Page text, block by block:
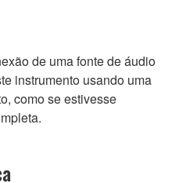
de uma fonte de áudio
instrumento usando uma
como se estivesse